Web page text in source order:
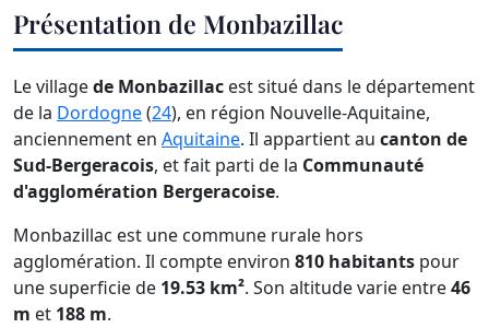
Présentation de Monbazillac
Le villagede Monbazillac est situé dans le département
de la Dordogne(24), en région Nouvelle-Aquitaine,
anciennement en Aquitaine. Il appartient au canton de
Sud-Bergeracois, et fait parti de la Communauté
d'agglomération Bergeracoise.
Monbazillac est une commune rurale hors
agglomération. Il compte environ 810 habitants pour
une superficie de 19.53 km². Son altitude varie entre46
m et 188 m.